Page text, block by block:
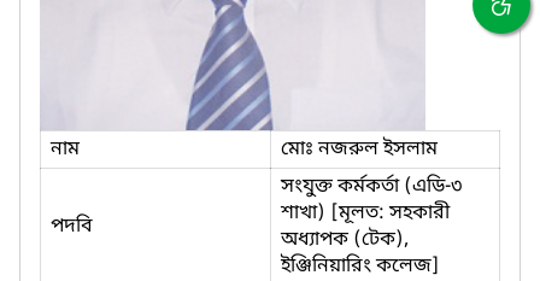
নাম মোঃ নজরুল ইসলাম
পদবি
সংযুক্ত কর্মকর্তা (এডি-৩
শাখা) [মূলত: সহকারী
অধ্যাপক (টেক),
ইঞ্জিনিয়ারিং কলেজ]